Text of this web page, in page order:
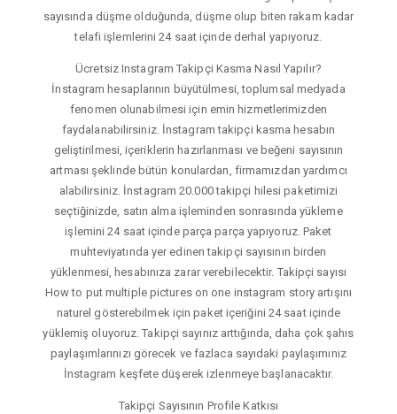
sayısında düşme olduğunda, düşme olup biten rakam kadar
telafi işlemlerini 24 saat içinde derhal yapıyoruz.
Ücretsiz Instagram Takipçi Kasma Nasıl Yapılır?
İnstagram hesaplarının büyütülmesi, toplumsal medyada
fenomen olunabilmesi için emin hizmetlerimizden
faydalanabilirsiniz. İnstagram takipçi kasma hesabın
geliştirilmesi, içeriklerin hazırlanması ve beğeni sayısının
artması şeklinde bütün konulardan, firmamızdan yardımcı
alabilirsiniz. İnstagram 20.000 takipçi hilesi paketimizi
seçtiğinizde, satın alma işleminden sonrasında yükleme
işlemini 24 saat içinde parça parça yapıyoruz. Paket
muhteviyatında yer edinen takipçi sayısının birden
yüklenmesi, hesabınıza zarar verebilecektir. Takipçi sayısı
How to put multiple pictures on one instagram story artışını
naturel gösterebilmek için paket içeriğini 24 saat içinde
yüklemiş oluyoruz. Takipçi sayınız arttığında, daha çok şahıs
paylaşımlarınızı görecek ve fazlaca sayıdaki paylaşımınız
İnstagram keşfete düşerek izlenmeye başlanacaktır.
Takipçi Sayısının Profile Katkısı